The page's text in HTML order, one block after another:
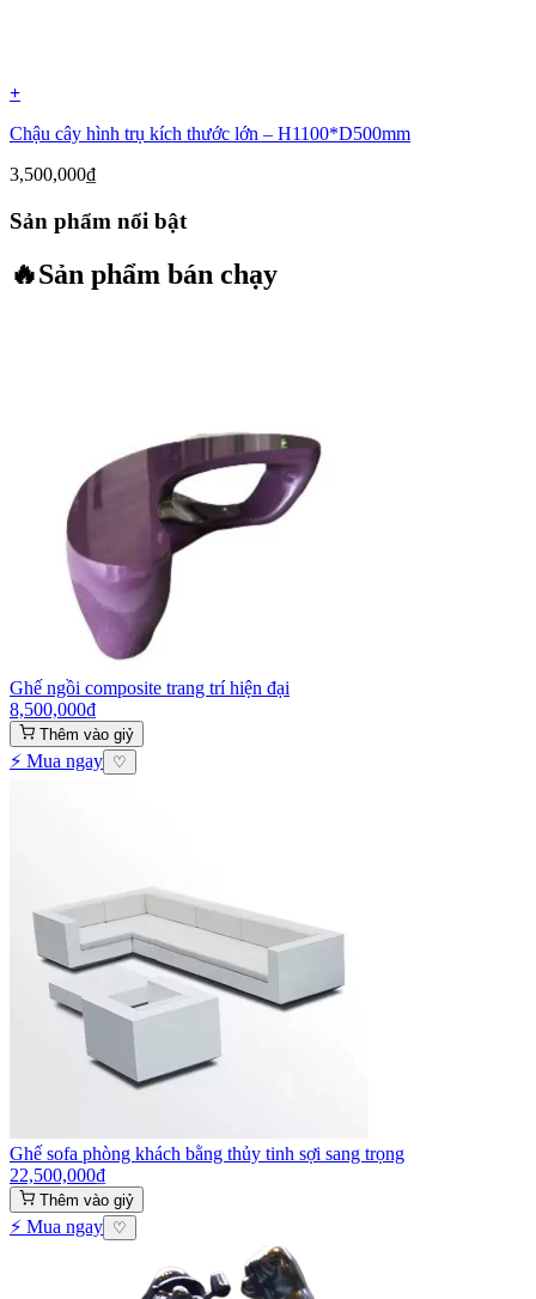
+
Chậu cây hình trụ kích thước lớn – H1100*D500mm
3,500,000₫
Sản phẩm nổi bật
🔥Sản phẩm bán chạy
Ghế ngồi composite trang trí hiện đại
8,500,000₫
Thêm vào giỷ
⚡ Mua ngay ♡
Ghế sofa phòng khách bằng thủy tinh sợi sang trọng
22,500,000₫
Thêm vào giỷ
⚡ Mua ngay ♡